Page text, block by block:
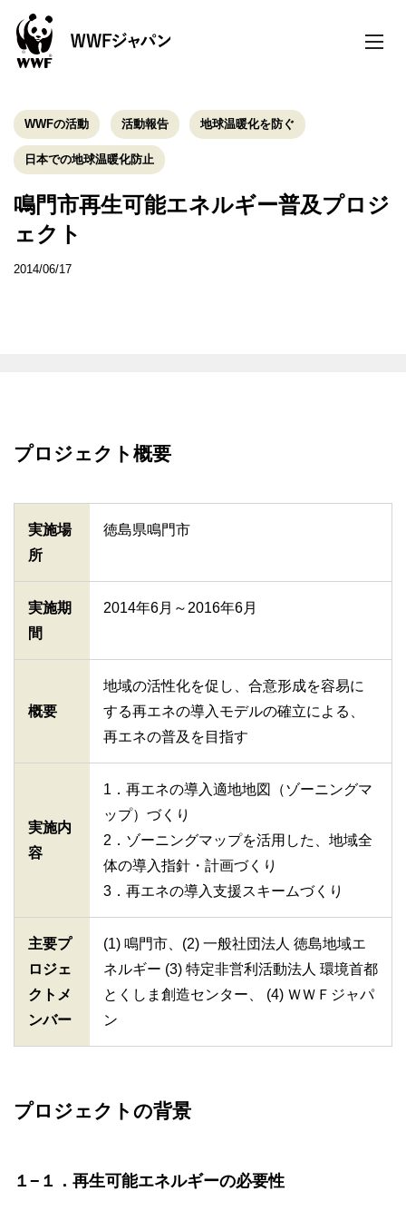
toggle
WWFの活動 活動報告 地球温暖化を防ぐ
日本での地球温暖化防止
鳴門市再生可能エネルギー普及プロジ
ェクト
2014/06/17
プロジェクト概要
実施場
所
徳島県鳴門市
実施期
間
2014年6月～2016年6月
概要
地域の活性化を促し、合意形成を容易に
する再エネの導入モデルの確立による、
再エネの普及を目指す
実施内
容
1．再エネの導入適地地図（ゾーニングマ
ップ）づくり
2．ゾーニングマップを活用した、地域全
体の導入指針・計画づくり
3．再エネの導入支援スキームづくり
主要プ
ロジェ
クトメ
ンバー
(1) 鳴門市、(2) 一般社団法人 徳島地域エ
ネルギー (3) 特定非営利活動法人 環境首都
とくしま創造センター、 (4) ＷＷＦジャパ
ン
プロジェクトの背景
１−１．再生可能エネルギーの必要性